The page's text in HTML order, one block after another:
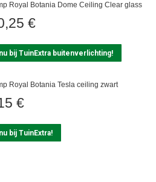
Royal Botania Dome Ceiling Clear glass
€
bij TuinExtra buitenverlichting!
Royal Botania Tesla ceiling zwart
€
bij TuinExtra!